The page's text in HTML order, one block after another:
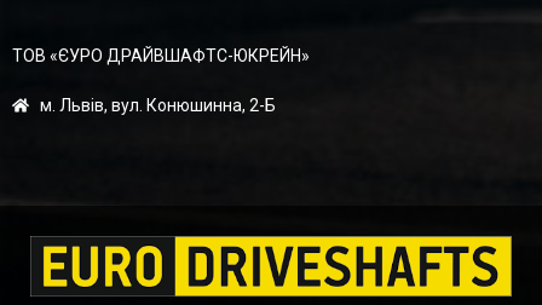
ТОВ «ЄУРО ДРАЙВШАФТC-ЮКРЕЙН»
м. Львів, вул. Конюшинна, 2-Б